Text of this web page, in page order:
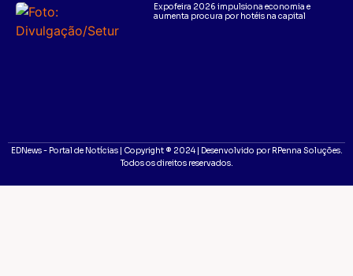
Expofeira 2026 impulsiona economia e
aumenta procura por hotéis na capital
EDNews - Portal de Notícias | Copyright ® 2024 | Desenvolvido por RPenna Soluções.
Todos os direitos reservados.